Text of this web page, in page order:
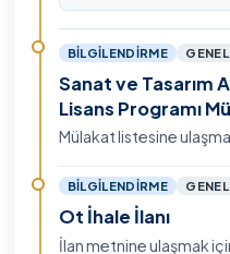
kültürünü
mekanizmala…
BILGILENDIRME GENEL
Sanat ve Tasarım
Lisans Programı
Mülakat listesine ulaşmak
BILGILENDIRME GENEL
Ot İhale İlanı
İlan metnine ulaşmak için